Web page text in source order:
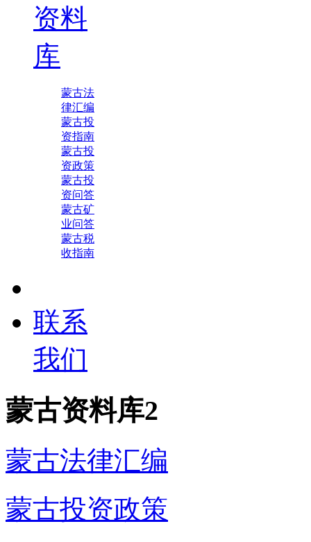
资料
库
蒙古法
律汇编
蒙古投
资指南
蒙古投
资政策
蒙古投
资问答
蒙古矿
业问答
蒙古税
收指南
联系
我们
蒙古资料库2
蒙古法律汇编
蒙古投资政策